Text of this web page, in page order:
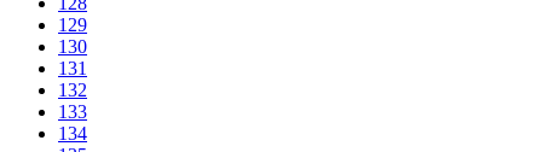
129
130
131
132
133
134